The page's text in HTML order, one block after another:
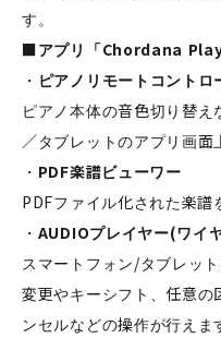
す。
■アプリ「Chordana
・ ピアノリモートコントロ
ピアノ本体の音色切り替
／タブレットのアプリ画面
・ PDF楽譜ビューワー
PDFファイル化された楽譜
・ AUDIOプレイヤー(ワイ
スマートフォン/タブレッ
変更やキーシフト、任意の
ンセルなどの操作が行えま